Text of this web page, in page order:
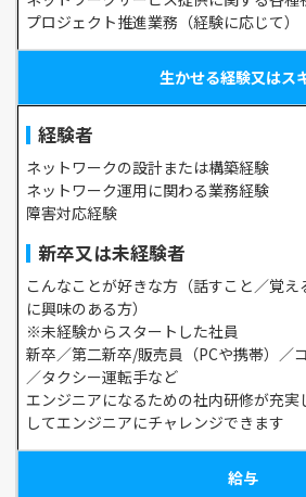
プロジェクト推進業務（経験に応じて）
生かせる経験又はス
経験者
ネットワークの設計または構築経験
ネットワーク運用に関わる業務経験
障害対応経験
新卒又は未経験者
こんなことが好きな方（話すこと／覚え
に興味のある方）
※未経験からスタートした社員
新卒／第二新卒/販売員（PCや携帯）／
／タクシー運転手など
エンジニアになるための社内研修が充
してエンジニアにチャレンジできます
給与